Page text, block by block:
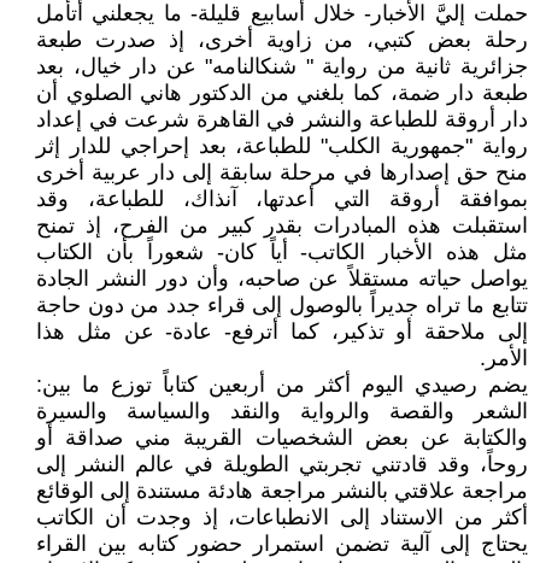
حملت إليَّ الأخبار- خلال أسابيع قليلة- ما يجعلني أتأمل
رحلة بعض كتبي، من زاوية أخرى، إذ صدرت طبعة
جزائرية ثانية من رواية " شنكالنامه" عن دار خيال، بعد
طبعة دار ضمة، كما بلغني من الدكتور هاني الصلوي أن
دار أروقة للطباعة والنشر في القاهرة شرعت في إعداد
رواية "جمهورية الكلب" للطباعة، بعد إحراجي للدار إثر
منح حق إصدارها في مرحلة سابقة إلى دار عربية أخرى
بموافقة أروقة التي أعدتها، آنذاك، للطباعة، وقد
استقبلت هذه المبادرات بقدر كبير من الفرح، إذ تمنح
مثل هذه الأخبار الكاتب- أياً كان- شعوراً بأن الكتاب
يواصل حياته مستقلاً عن صاحبه، وأن دور النشر الجادة
تتابع ما تراه جديراً بالوصول إلى قراء جدد من دون حاجة
إلى ملاحقة أو تذكير، كما أترفع- عادة- عن مثل هذا
الأمر.
يضم رصيدي اليوم أكثر من أربعين كتاباً توزع ما بين:
الشعر والقصة والرواية والنقد والسياسة والسيرة
والكتابة عن بعض الشخصيات القريبة مني صداقة أو
روحاً، وقد قادتني تجربتي الطويلة في عالم النشر إلى
مراجعة علاقتي بالنشر مراجعة هادئة مستندة إلى الوقائع
أكثر من الاستناد إلى الانطباعات، إذ وجدت أن الكاتب
يحتاج إلى آلية تضمن استمرار حضور كتابه بين القراء